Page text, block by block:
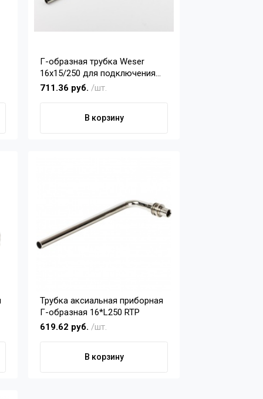
Г-образная трубка Weser
16х15/250 для подключения
радиатора
711.36 руб./шт.
В корзину
Трубка аксиальная приборная
Г-образная 16*L250 RTP
619.62 руб./шт.
В корзину